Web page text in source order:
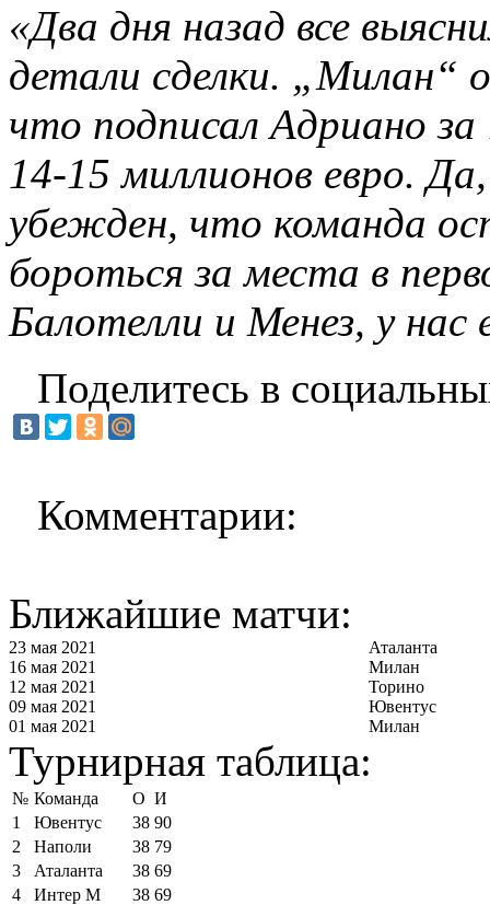
«Два дня назад все
детали сделки. „Милан“
что подписал Адриано
14-15 миллионов евро.
убежден, что команда
бороться за места в
Балотелли и Менез, у
Поделитесь в
Комментарии:
Ближайшие матчи:
23 мая 2021
Аталанта
16 мая 2021
Милан
12 мая 2021
Торино
09 мая 2021
Ювентус
01 мая 2021
Милан
Турнирная таблица:
№ Команда О И
1
Ювентус 38 90
2
Наполи 38 79
3
Аталанта 38 69
4
Интер М 38 69